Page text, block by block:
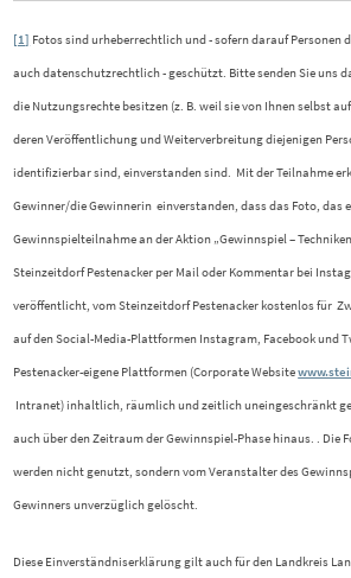
[1] Fotos sind urheberrechtlich und - sofern darauf
auch datenschutzrechtlich - geschützt. Bitte senden Sie uns
die Nutzungsrechte besitzen (z. B. weil sie von Ihnen selbst
deren Veröffentlichung und Weiterverbreitung diejenigen
identifizierbar sind, einverstanden sind. Mit der Teilnahme
Gewinner/die Gewinnerin einverstanden, dass das Foto, das
Gewinnspielteilnahme an der Aktion „Gewinnspiel –
Steinzeitdorf Pestenacker per Mail oder Kommentar bei
veröffentlicht, vom Steinzeitdorf Pestenacker kostenlos für
auf den Social-Media-Plattformen Instagram, Facebook und
Pestenacker-eigene Plattformen (Corporate Website
Intranet) inhaltlich, räumlich und zeitlich uneingeschränkt
auch über den Zeitraum der Gewinnspiel-Phase hinaus. . Die
werden nicht genutzt, sondern vom Veranstalter des
Gewinners unverzüglich gelöscht.
Diese Einverständniserklärung gilt auch für den Landkreis